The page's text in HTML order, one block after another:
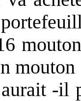
mouton
-il